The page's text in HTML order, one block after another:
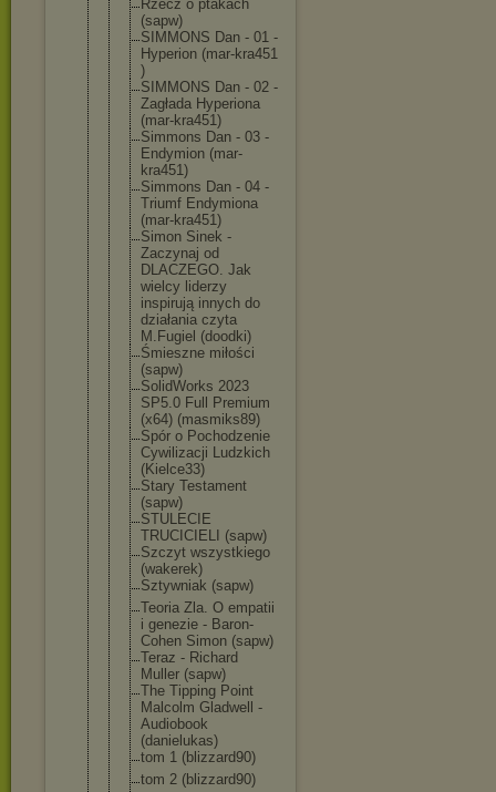
Rzecz o ptakach
(sapw)
SIMMONS Dan - 01 -
Hyperion (mar-kra451
)
SIMMONS Dan - 02 -
Zagłada Hyperiona
(mar-kra451)
Simmons Dan - 03 -
Endymion (mar-
kra451)
Simmons Dan - 04 -
Triumf Endymiona
(mar-kra451)
Simon Sinek -
Zaczynaj od
DLACZEGO. Jak
wielcy liderzy
inspirują innych do
działania czyta
M.Fugiel (doodki)
Śmieszne miłości
(sapw)
SolidWorks 2023
SP5.0 Full Premium
(x64) (masmiks89)
Spór o Pochodzenie
Cywilizacji Ludzkich
(Kielce33)
Stary Testament
(sapw)
STULECIE
TRUCICIELI (sapw)
Szczyt wszystkiego
(wakerek)
Sztywniak (sapw)
Teoria Zla. O empatii
i genezie - Baron-
Cohen Simon (sapw)
Teraz - Richard
Muller (sapw)
The Tipping Point
Malcolm Gladwell -
Audiobook
(danielukas)
tom 1 (blizzard90)
tom 2 (blizzard90)